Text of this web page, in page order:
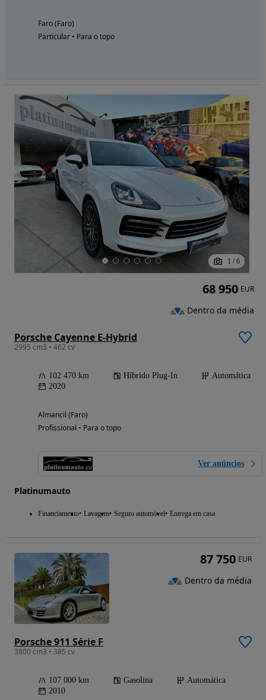
Faro (Faro)
Particular • Para o topo
1 / 6
Porsche Cayenne E-Hybrid
2995 cm3 • 462 cv
102 470 km Híbrido Plug-In
Automática
2020
Almancil (Faro)
Profissional • Para o topo
Ver anúncios
Platinumauto
Financiamento Lavagem Seguro automóvel Entrega em casa
68 950 EUR
Dentro da média
Porsche 911 Série F
3800 cm3 • 385 cv
107 000 km Gasolina
Automática
2010
87 750 EUR
Dentro da média